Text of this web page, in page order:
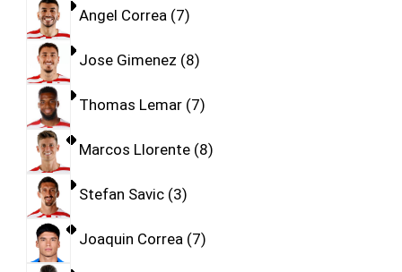
Angel Correa 7
Jose Gimenez 8
Thomas Lemar 7
Marcos Llorente 8
Stefan Savic 3
Joaquin Correa 7